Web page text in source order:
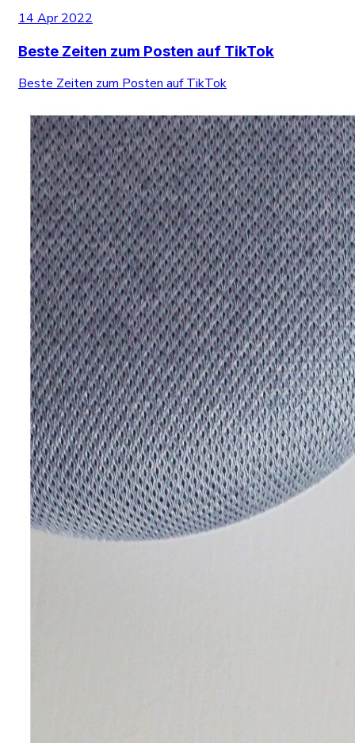
14 Apr 2022
Beste Zeiten zum Posten auf TikTok
Beste Zeiten zum Posten auf TikTok